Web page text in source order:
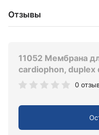
Отзывы
11052 Мембрана
cardiophon, duplex
0